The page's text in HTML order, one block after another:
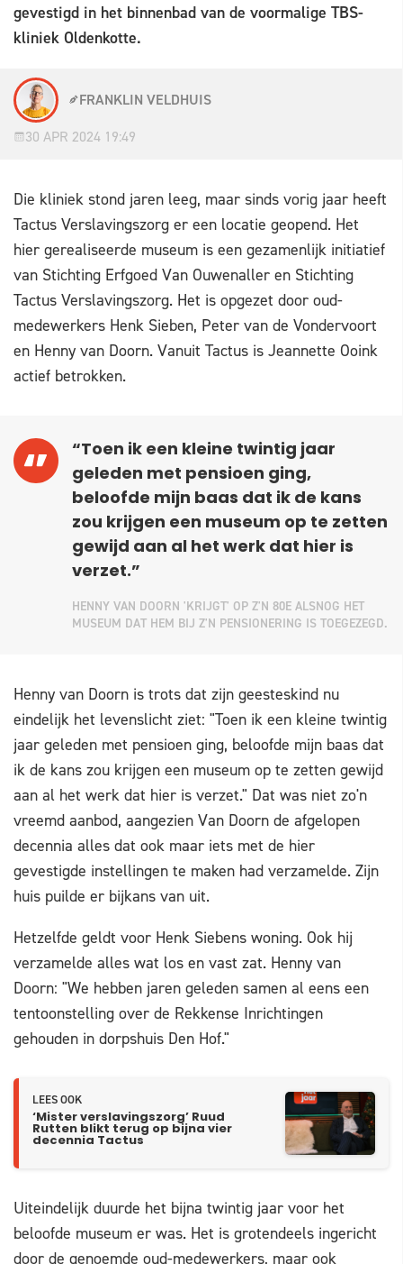
gevestigd in het binnenbad van de voormalige TBS-
kliniek Oldenkotte.
FRANKLIN VELDHUIS
30 APR 2024 19:49
Die kliniek stond jaren leeg, maar sinds vorig jaar heeft
Tactus Verslavingszorg er een locatie geopend. Het
hier gerealiseerde museum is een gezamenlijk initiatief
van Stichting Erfgoed Van Ouwenaller en Stichting
Tactus Verslavingszorg. Het is opgezet door oud-
medewerkers Henk Sieben, Peter van de Vondervoort
en Henny van Doorn. Vanuit Tactus is Jeannette Ooink
actief betrokken.
“Toen ik een kleine twintig jaar
geleden met pensioen ging,
beloofde mijn baas dat ik de kans
zou krijgen een museum op te zetten
gewijd aan al het werk dat hier is
verzet.”
HENNY VAN DOORN 'KRIJGT' OP Z'N 80E ALSNOG HET
MUSEUM DAT HEM BIJ Z'N PENSIONERING IS TOEGEZEGD.
Henny van Doorn is trots dat zijn geesteskind nu
eindelijk het levenslicht ziet: "Toen ik een kleine twintig
jaar geleden met pensioen ging, beloofde mijn baas dat
ik de kans zou krijgen een museum op te zetten gewijd
aan al het werk dat hier is verzet." Dat was niet zo'n
vreemd aanbod, aangezien Van Doorn de afgelopen
decennia alles dat ook maar iets met de hier
gevestigde instellingen te maken had verzamelde. Zijn
huis puilde er bijkans van uit.
Hetzelfde geldt voor Henk Siebens woning. Ook hij
verzamelde alles wat los en vast zat. Henny van
Doorn: "We hebben jaren geleden samen al eens een
tentoonstelling over de Rekkense Inrichtingen
gehouden in dorpshuis Den Hof."
LEES OOK
‘Mister verslavingszorg’ Ruud
Rutten blikt terug op bijna vier
decennia Tactus
Uiteindelijk duurde het bijna twintig jaar voor het
beloofde museum er was. Het is grotendeels ingericht
door de genoemde oud-medewerkers, maar ook